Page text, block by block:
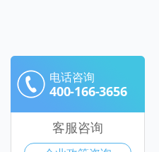
电话咨询
400-166-3656
客服咨询